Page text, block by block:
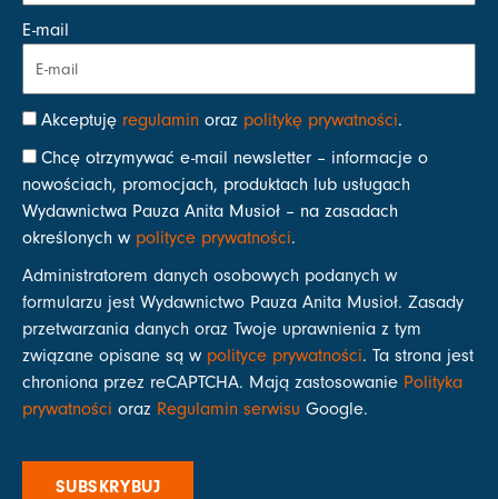
E-mail
Akceptuję regulamin oraz politykę prywatności.
Chcę otrzymywać e-mail newsletter – informacje o
nowościach, promocjach, produktach lub usługach
Wydawnictwa Pauza Anita Musioł – na zasadach
określonych w polityce prywatności.
Administratorem danych osobowych podanych w
formularzu jest Wydawnictwo Pauza Anita Musioł. Zasady
przetwarzania danych oraz Twoje uprawnienia z tym
związane opisane są w polityce prywatności. Ta strona jest
chroniona przez reCAPTCHA. Mają zastosowanie Polityka
prywatności oraz Regulamin serwisu Google.
SUBSKRYBUJ